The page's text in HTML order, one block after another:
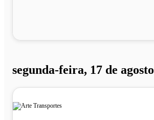
segunda-feira, 17 de agosto